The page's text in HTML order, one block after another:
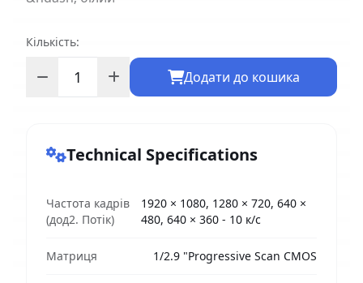
Кількість:
Додати до кошика
Technical Specifications
Частота кадрів
(дод2. Потік)
1920 × 1080, 1280 × 720, 640 ×
480, 640 × 360 - 10 к/с
Матриця 1/2.9 "Progressive Scan CMOS